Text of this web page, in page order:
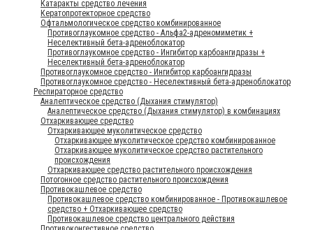
Катаракты средство лечения
Кератопротекторное средство
Офтальмологическое средство комбинированное
Противоглаукомное средство - Альфа2-адреномиметик +
Неселективный бета-адреноблокатор
Противоглаукомное средство - Ингибитор карбоангидразы +
Неселективный бета-адреноблокатор
Противоглаукомное средство - Ингибитор карбоангидразы
Противоглаукомное средство - Неселективный бета-адреноблокатор
Респираторное средство
Аналептическое средство (Дыхания стимулятор)
Аналептическое средство (Дыхания стимулятор) в комбинациях
Отхаркивающее средство
Отхаркивающее муколитическое средство
Отхаркивающее муколитическое средство комбинированное
Отхаркивающее муколитическое средство растительного
происхождения
Отхаркивающее средство растительного происхождения
Потогонное средство растительного происхождения
Противокашлевое средство
Противокашлевое средство комбинированное - Противокашлевое
средство + Отхаркивающее средство
Противокашлевое средство центрального действия